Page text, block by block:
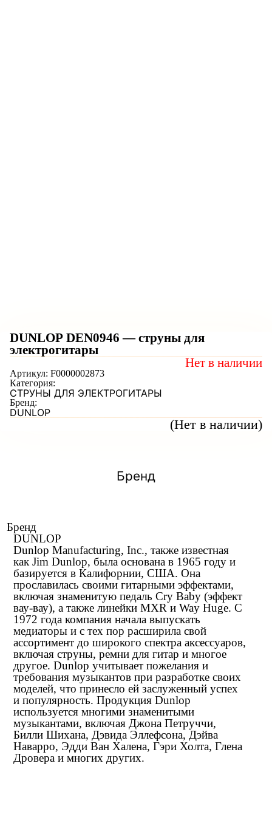
DUNLOP DEN0946 — струны для
электрогитары
(Нет в наличии)
Нет в наличии
Артикул: F0000002873
Категория:
СТРУНЫ ДЛЯ ЭЛЕКТРОГИТАРЫ
Бренд:
DUNLOP
Бренд
Бренд
DUNLOP
Dunlop Manufacturing, Inc., также известная
как Jim Dunlop, была основана в 1965 году и
базируется в Калифорнии, США. Она
прославилась своими гитарными эффектами,
включая знаменитую педаль Cry Baby (эффект
вау-вау), а также линейки MXR и Way Huge. С
1972 года компания начала выпускать
медиаторы и с тех пор расширила свой
ассортимент до широкого спектра аксессуаров,
включая струны, ремни для гитар и многое
другое. Dunlop учитывает пожелания и
требования музыкантов при разработке своих
моделей, что принесло ей заслуженный успех
и популярность. Продукция Dunlop
используется многими знаменитыми
музыкантами, включая Джона Петруччи,
Билли Шихана, Дэвида Эллефсона, Дэйва
Наварро, Эдди Ван Халена, Гэри Холта, Глена
Дровера и многих других.